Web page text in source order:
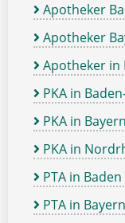
Apotheker
Apotheker
Apotheker in
PKA in
PKA in Bayern
PKA in
PTA in
PTA in Bayern